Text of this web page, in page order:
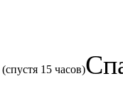
(спустя 15 часов)